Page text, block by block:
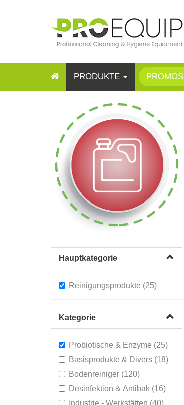
PRODUKTE PROMOS
Hauptkategorie
Reinigungsprodukte (25)
Kategorie
Probiotische & Enzyme (25)
Basisprodukte & Divers (18)
Bodenreiniger (120)
Desinfektion & Antibak (16)
Industrie - Werkstätten (40)